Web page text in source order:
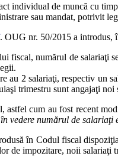
individual de muncă cu
sau mandat, potrivit
. OUG nr. 50/2015 a introdus,
fiscal, numărul de salariaţi
au 2 salariaţi, respectiv un
trimestru sunt angajaţi noi
astfel cum au fost recent
vedere numărul de
în Codul fiscal
de impozitare, noii salariaţi